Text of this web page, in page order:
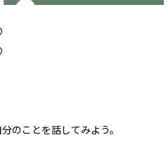
のことを話してみよう。